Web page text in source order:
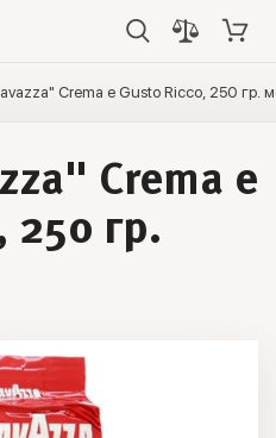
Кофе Lavazza
Crema e Gusto Ricco, 250 гр.
Crema e
250 гр.